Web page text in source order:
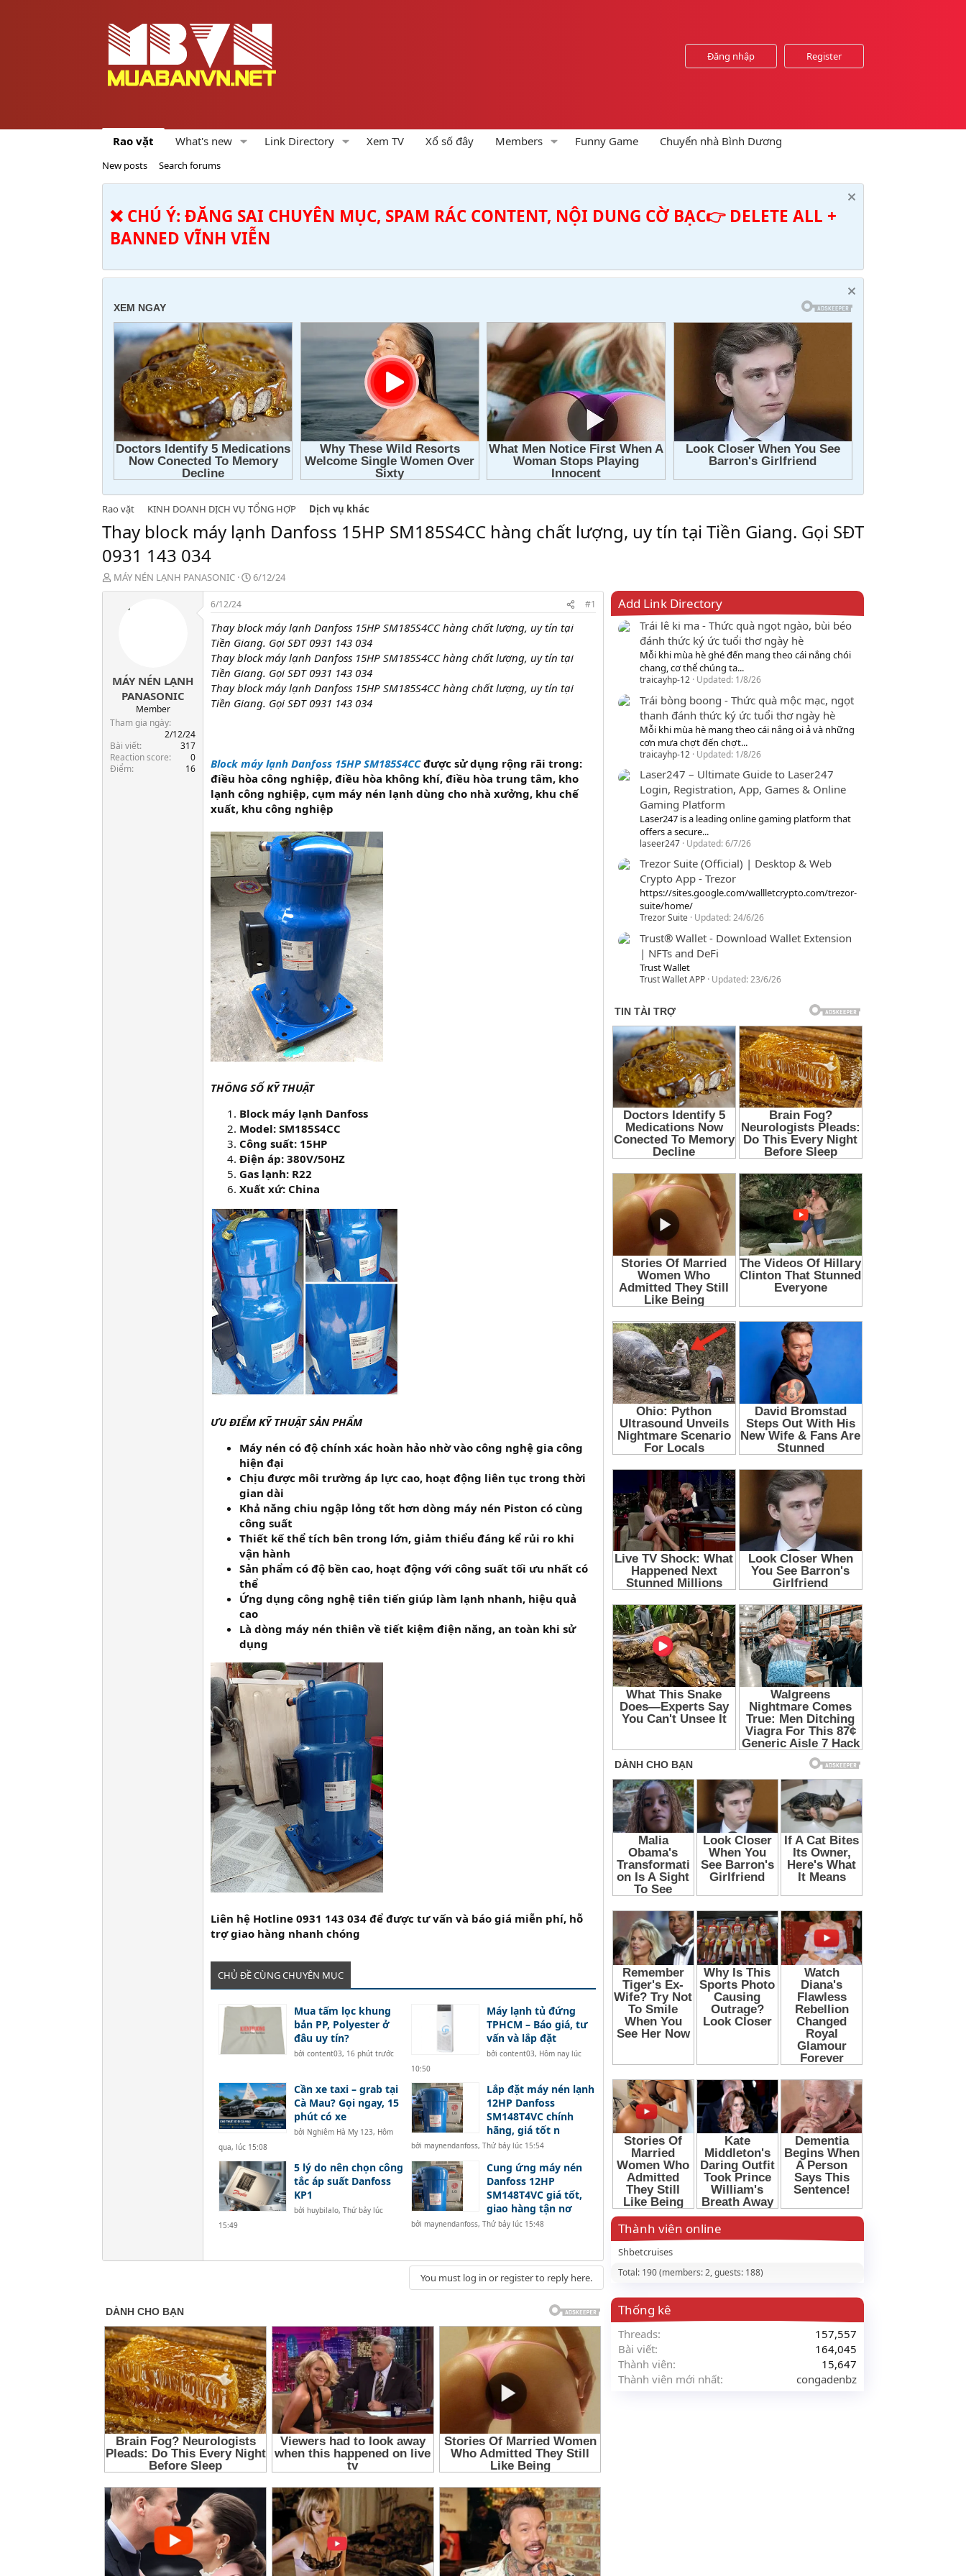
Đăng nhập Register
Rao vặt What's new Link Directory Xem TV Xổ số đây Members Funny Game Chuyển nhà Bình Dương
New posts Search forums
❌ CHÚ Ý: ĐĂNG SAI CHUYÊN MỤC, SPAM RÁC CONTENT, NỘI DUNG CỜ BẠC👉 DELETE ALL +
BANNED VĨNH VIỄN
Rao vặt KINH DOANH DỊCH VỤ TỔNG HỢP Dịch vụ khác
Thay block máy lạnh Danfoss 15HP SM185S4CC hàng chất lượng, uy tín tại Tiền Giang. Gọi SĐT
0931 143 034
T
h
a
e
MÁY NÉN LẠNH PANASONIC
N
g
y
g
ử
i
6/12/24
MÁY NÉN LẠNH
PANASONIC
Member
Tham gia ngày
2/12/24
Bài viết
317
Reaction score
0
Điểm
16
6/12/24 #1
Thay block máy lạnh Danfoss 15HP SM185S4CC hàng chất lượng, uy tín tại
Tiền Giang. Gọi SĐT 0931 143 034
Thay block máy lạnh Danfoss 15HP SM185S4CC hàng chất lượng, uy tín tại
Tiền Giang. Gọi SĐT 0931 143 034
Thay block máy lạnh Danfoss 15HP SM185S4CC hàng chất lượng, uy tín tại
Tiền Giang. Gọi SĐT 0931 143 034
Block máy lạnh Danfoss 15HP SM185S4CCđược sử dụng rộng rãi trong:
điều hòa công nghiệp, điều hòa không khí, điều hòa trung tâm, kho
lạnh công nghiệp, cụm máy nén lạnh dùng cho nhà xưởng, khu chế
xuất, khu công nghiệp
THÔNG SỐ KỸ THUẬT
Block máy lạnh Danfoss
Model: SM185S4CC
Công suất: 15HP
Điện áp: 380V/50HZ
Gas lạnh: R22
Xuất xứ: China
ƯU ĐIỂM KỸ THUẬT SẢN PHẨM
Máy nén có độ chính xác hoàn hảo nhờ vào công nghệ gia công
hiện đại
Chịu được môi trường áp lực cao, hoạt động liên tục trong thời
gian dài
Khả năng chiu ngập lỏng tốt hơn dòng máy nén Piston có cùng
công suất
Thiết kế thể tích bên trong lớn, giảm thiểu đáng kể rủi ro khi
vận hành
Sản phẩm có độ bền cao, hoạt động với công suất tối ưu nhất có
thể
Ứng dụng công nghệ tiên tiến giúp làm lạnh nhanh, hiệu quả
cao
Là dòng máy nén thiên về tiết kiệm điện năng, an toàn khi sử
dụng
Liên hệ Hotline 0931 143 034 để được tư vấn và báo giá miễn phí, hỗ
trợ giao hàng nhanh chóng
CHỦ ĐỀ CÙNG CHUYÊN MỤC
Mua tấm lọc khung
bản PP, Polyester ở
đâu uy tín?
bởi content03, 16 phút trước
Máy lạnh tủ đứng
TPHCM – Báo giá, tư
vấn và lắp đặt
bởi content03, Hôm nay lúc
10:50
Cần xe taxi – grab tại
Cà Mau? Gọi ngay, 15
phút có xe
bởi Nghiêm Hà My 123, Hôm
qua, lúc 15:08
Lắp đặt máy nén lạnh
12HP Danfoss
SM148T4VC chính
hãng, giá tốt n
bởi maynendanfoss, Thứ bảy lúc 15:54
5 lý do nên chọn công
tắc áp suất Danfoss
KP1
bởi huybilalo, Thứ bảy lúc
15:49
Cung ứng máy nén
Danfoss 12HP
SM148T4VC giá tốt,
giao hàng tận nơ
bởi maynendanfoss, Thứ bảy lúc 15:48
You must log in or register to reply here.
Add Link Directory
Trái lê ki ma - Thức quà ngọt ngào, bùi béo
đánh thức ký ức tuổi thơ ngày hè
Mỗi khi mùa hè ghé đến mang theo cái nắng chói
chang, cơ thể chúng ta...
traicayhp-12 Updated: 1/8/26
Trái bòng boong - Thức quà mộc mạc, ngọt
thanh đánh thức ký ức tuổi thơ ngày hè
Mỗi khi mùa hè mang theo cái nắng oi ả và những
cơn mưa chợt đến chợt...
traicayhp-12 Updated: 1/8/26
Laser247 – Ultimate Guide to Laser247
Login, Registration, App, Games & Online
Gaming Platform
Laser247 is a leading online gaming platform that
offers a secure...
laseer247 Updated:6/7/26
Trezor Suite (Official) | Desktop & Web
Crypto App - Trezor
https://sites.google.com/wallletcrypto.com/trezor-
suite/home/
Trezor Suite Updated:24/6/26
Trust® Wallet - Download Wallet Extension
| NFTs and DeFi
Trust Wallet
Trust Wallet APP Updated:23/6/26
Thành viên online
Shbetcruises
Total: 190 (members: 2, guests: 188)
Thống kê
Threads
157,557
Bài viết
164,045
Thành viên
15,647
Thành viên mới nhất
congadenbz